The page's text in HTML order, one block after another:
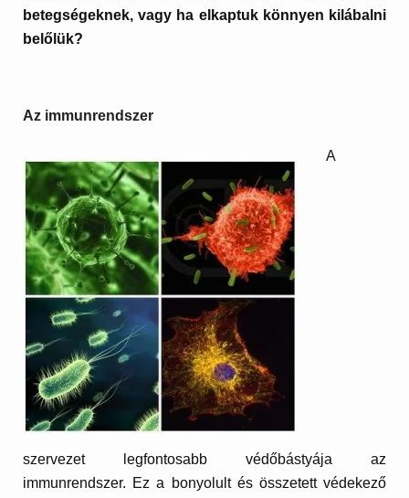
betegségeknek, vagy ha elkaptuk könnyen kilábalni
belőlük?
Az immunrendszer
A
szervezet legfontosabb védőbástyája az
immunrendszer. Ez a bonyolult és összetett védekező